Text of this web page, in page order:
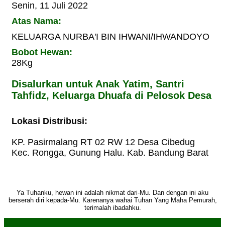
Senin, 11 Juli 2022
Atas Nama:
KELUARGA NURBA'I BIN IHWANI/IHWANDOYO
Bobot Hewan:
28Kg
Disalurkan untuk Anak Yatim, Santri
Tahfidz, Keluarga Dhuafa di Pelosok Desa
Lokasi Distribusi:
KP. Pasirmalang RT 02 RW 12 Desa Cibedug
Kec. Rongga, Gunung Halu. Kab. Bandung Barat
Ya Tuhanku, hewan ini adalah nikmat dari-Mu. Dan dengan ini aku
berserah diri kepada-Mu. Karenanya wahai Tuhan Yang Maha Pemurah,
terimalah ibadahku.